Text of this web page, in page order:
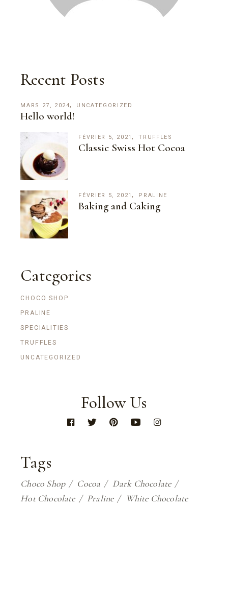
Recent Posts
MARS 27, 2024 UNCATEGORIZED
Hello world!
FÉVRIER 5, 2021 TRUFFLES
Classic Swiss Hot Cocoa
FÉVRIER 5, 2021 PRALINE
Baking and Caking
Categories
CHOCO SHOP
PRALINE
SPECIALITIES
TRUFFLES
UNCATEGORIZED
Follow Us
Tags
Choco Shop Cocoa
Dark Chocolate
Hot Chocolate
Praline White Chocolate